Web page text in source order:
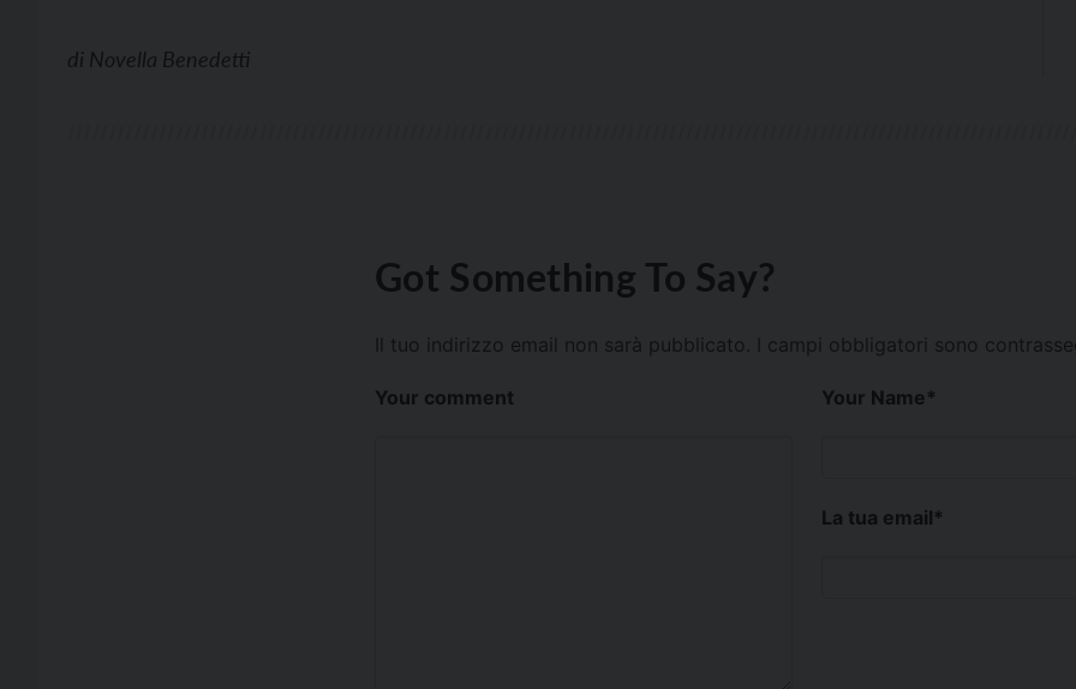
di Novella Benedetti
Got Something To Say?
Il tuo indirizzo email non sarà pubblicato. I campi obbligatori sono
Your comment Your Name*
La tua email*